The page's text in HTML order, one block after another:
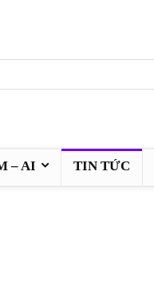
– AI TIN TỨC